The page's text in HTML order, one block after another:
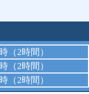
（2時間）
（2時間）
（2時間）